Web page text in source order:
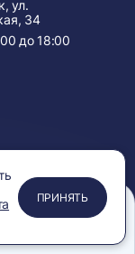
ПРИНЯТЬ
ул.
34
до 18:00